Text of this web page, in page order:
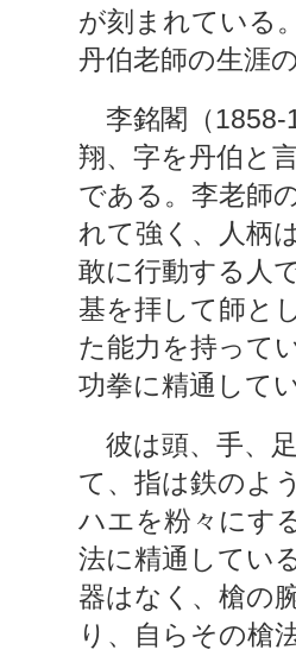
が刻まれている
丹伯老師の生涯
李銘閣（1858-
翔、字を丹伯と
である。李老師
れて強く、人柄
敢に行動する人
基を拝して師と
た能力を持って
功拳に精通して
彼は頭、手、
て、指は鉄のよ
ハエを粉々にす
法に精通してい
器はなく、槍の
り、自らその槍